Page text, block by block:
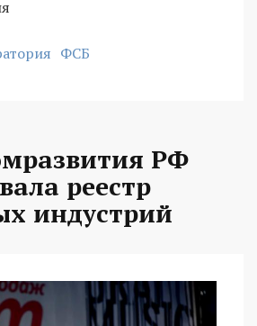
ФСБ
РФ
реестр
индустрий